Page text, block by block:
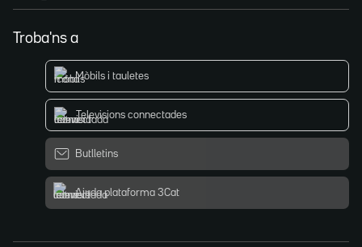
Troba'ns a
Mòbils i tauletes
Televisions connectades
Butlletins
Ajuda plataforma 3Cat